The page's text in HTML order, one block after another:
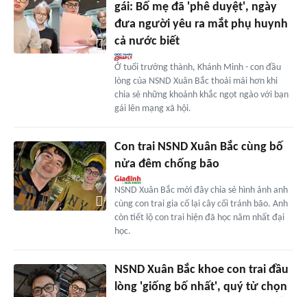
gái: Bố mẹ đã 'phê duyệt', ngày
đưa người yêu ra mắt phụ huynh
cả nước biết
Ở tuổi trưởng thành, Khánh Minh - con đầu
lòng của NSND Xuân Bắc thoải mái hơn khi
chia sẻ những khoảnh khắc ngọt ngào với bạn
gái lên mạng xã hội.
Con trai NSND Xuân Bắc cùng bố
nửa đêm chống bão
NSND Xuân Bắc mới đây chia sẻ hình ảnh anh
cùng con trai gia cố lại cây cối tránh bão. Anh
còn tiết lộ con trai hiện đã học năm nhất đại
học.
NSND Xuân Bắc khoe con trai đầu
lòng 'giống bố nhất', quý tử chọn